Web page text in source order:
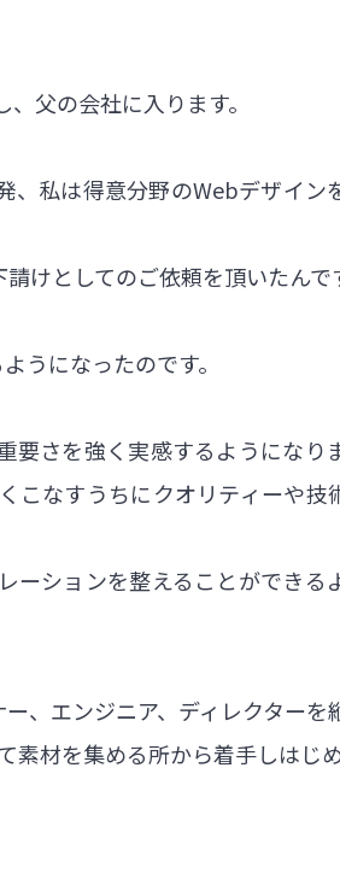
父の会社に入ります。
、私は得意分野のWebデザイン
けとしてのご依頼を頂いたんで
うになったのです。
要さを強く実感するようになり
こなすうちにクオリティーや技
ーションを整えることができる
、エンジニア、ディレクターを
材を集める所から着手しはじめ